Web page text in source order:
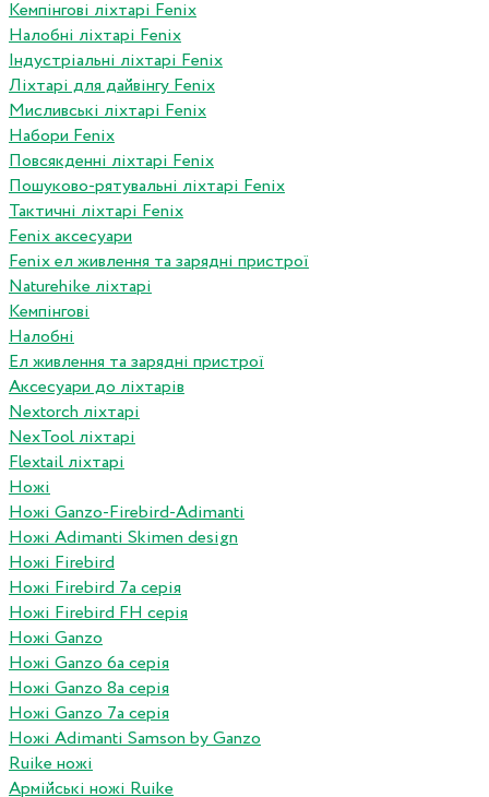
Кемпінгові ліхтарі Fenix
Налобні ліхтарі Fenix
Індустріальні ліхтарі Fenix
Ліхтарі для дайвінгу Fenix
Мисливські ліхтарі Fenix
Набори Fenix
Повсякденні ліхтарі Fenix
Пошуково-рятувальні ліхтарі Fenix
Тактичні ліхтарі Fenix
Fenix аксесуари
Fenix ел живлення та зарядні пристрої
Naturehike ліхтарі
Кемпінгові
Налобні
Ел живлення та зарядні пристрої
Аксесуари до ліхтарів
Nextorch ліхтарі
NexTool ліхтарі
Flextail ліхтарі
Ножі
Ножі Ganzo-Firebird-Adimanti
Ножі Adimanti Skimen design
Ножі Firebird
Ножі Firebird 7а серія
Ножі Firebird FH серія
Ножі Ganzo
Ножі Ganzo 6а серія
Ножі Ganzo 8а серія
Ножі Ganzo 7а серія
Ножі Adimanti Samson by Ganzo
Ruike ножі
Армійські ножі Ruike